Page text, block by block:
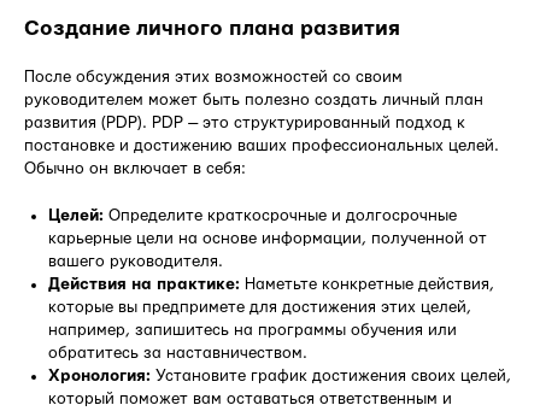
Создание личного плана развития
После обсуждения этих возможностей со своим
руководителем может быть полезно создать личный план
развития (PDP). PDP — это структурированный подход к
постановке и достижению ваших профессиональных целей.
Обычно он включает в себя:
Целей: Определите краткосрочные и долгосрочные
карьерные цели на основе информации, полученной от
вашего руководителя.
Действия на практике: Наметьте конкретные действия,
которые вы предпримете для достижения этих целей,
например, запишитесь на программы обучения или
обратитесь за наставничеством.
Хронология: Установите график достижения своих целей,
который поможет вам оставаться ответственным и